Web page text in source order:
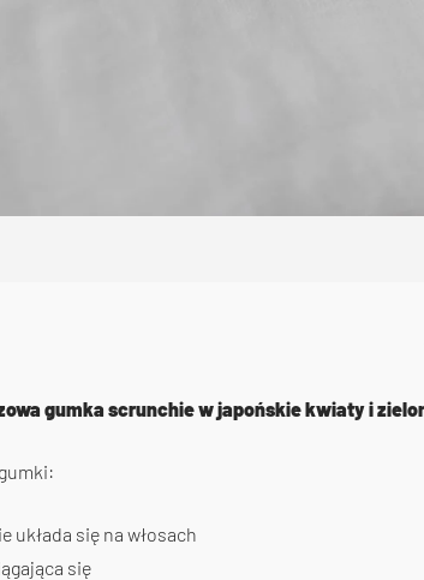
gumka scrunchie w japońskie kwiaty i
układa się na włosach
się